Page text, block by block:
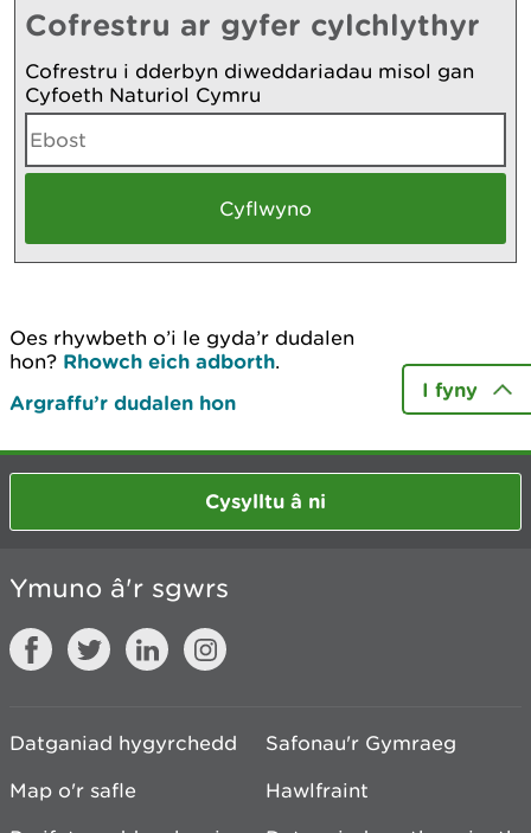
Cofrestru ar gyfer cylchlythyr
Cofrestru i dderbyn diweddariadau misol gan
Cyfoeth Naturiol Cymru
Oes rhywbeth o’i le gyda’r dudalen
hon? Rhowch eich adborth.
Argraffu’r dudalen hon
I fyny
Cysylltu â ni
Ymuno â'r sgwrs
Datganiad hygyrchedd
Safonau'r Gymraeg
Map o'r safle
Hawlfraint